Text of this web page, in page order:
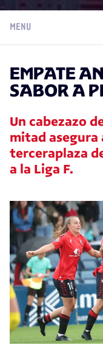
MENU
EMPATE
SABOR A
Un cabezazo
mitad asegura
terceraplaza
a la Liga F.